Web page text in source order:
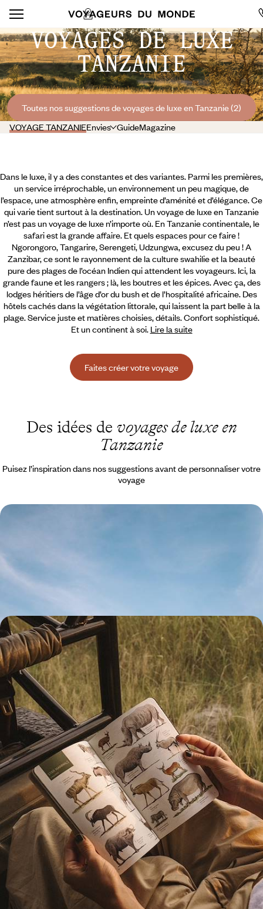
VOYAGES DE LUXE
TANZANIE
Toutes nos suggestions de voyages de luxe en Tanzanie (2)
VOYAGE TANZANIEEnvies GuideMagazine
Dans le luxe, il y a des constantes et des variantes. Parmi les premières,
un service irréprochable, un environnement un peu magique, de
l’espace, une atmosphère enfin, empreinte d’aménité et d’élégance. Ce
qui varie tient surtout à la destination. Un voyage de luxe en Tanzanie
n’est pas un voyage de luxe n’importe où. En Tanzanie continentale, le
safari est la grande affaire. Et quels espaces pour ce faire !
Ngorongoro, Tangarire, Serengeti, Udzungwa, excusez du peu ! A
Zanzibar, ce sont le rayonnement de la culture swahilie et la beauté
pure des plages de l’océan Indien qui attendent les voyageurs. Ici, la
grande faune et les rangers ; là, les boutres et les épices. Avec ça, des
lodges héritiers de l’âge d’or du bush et de l’hospitalité africaine. Des
hôtels cachés dans la végétation littorale, qui laissent la part belle à la
plage. Service juste et matières choisies, détails. Confort sophistiqué.
Et un continent à soi. Lire la suite
Faites créer votre voyage
Des idées de voyages de luxe en
Tanzanie
Puisez l’inspiration dans nos suggestions avant de personnaliser votre
voyage
intimistes dans un parc XXL et balnéaire édénique sur la côte swahilie
10 jours, de 13900 à 18100 $ CA
La Tanzanie des explorateurs - Du Tarangire au
Tanganyika, voyage en terres préservées
Survoler en Cessna les grandes plaines africaines pour renouer, dans
les parcs de Katavi et Mahale, avec une Tanzanie exclusive
10 jours, de 19900 à 22600 $ CA
Toutes nos suggestions de voyages de luxe en Tanzanie (2)
La Tanzanie selonvos envies
Parce que chaque voyageur est différent